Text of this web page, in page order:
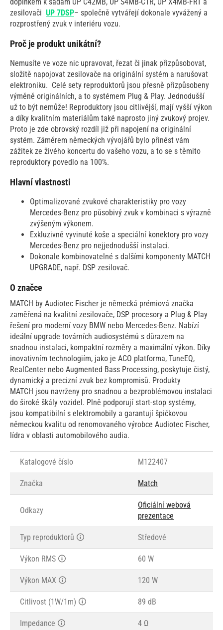
zesilovači UP 7DSP– společně vytvářejí dokonale vyvážený a
rozprostřený zvuk v interiéru vozu.
Proč je produkt unikátní?
Nemusíte ve voze nic upravovat, řezat či jinak přizpůsobovat,
složitě napojovat zesilovače na originální systém a narušovat
elektroniku. Celé sety reproduktorů jsou přesně přizpůsobeny
výměně originálních, a to systémem Plug & Play. Jednodušší
už to být nemůže! Reproduktory jsou citlivější, mají vyšší výkon
a díky kvalitním materiálům také naprosto jiný zvukový projev.
Proto je zde obrovský rozdíl již při napojení na originální
systém. Záměrem německých vývojářů bylo přinést vám
zážitek ze živého koncertu do vašeho vozu, a to se s těmito
reproduktory povedlo na 100%.
Hlavní vlastnosti
Optimalizované zvukové charakteristiky pro vozy
Mercedes-Benz pro působivý zvuk v kombinaci s výrazně
zvýšeným výkonem.
Exkluzivně vyvinuté koše a speciální konektory pro vozy
Mercedes-Benz pro nejjednodušší instalaci.
Dokonale kombinovatelné s dalšími komponenty MATCH
UPGRADE, např. DSP zesilovač.
O značce
MATCH by Audiotec Fischer je německá prémiová značka
zaměřená na kvalitní zesilovače, DSP procesory a Plug & Play
řešení pro moderní vozy BMW nebo Mercedes-Benz. Nabízí
ideální upgrade továrních audiosystémů s důrazem na
snadnou instalaci, kompaktní rozměry a maximální výkon. Díky
inovativním technologiím, jako je ACO platforma, TuneEQ,
RealCenter nebo Augmented Bass Processing, poskytuje čistý,
dynamický a precizní zvuk bez kompromisů. Produkty
MATCH jsou navrženy pro snadnou a bezproblémovou instalaci
do široké škály vozidel. Plně podporují start-stop systémy,
jsou kompatibilní s elektromobily a garantují špičkovou
německou kvalitu od renomovaného výrobce Audiotec Fischer,
lídra v oblasti automobilového audia.
Katalogové číslo M122407
Značka Match
Odkazy
Oficiální webová
prezentace
Typ reproduktorů Středové
Výkon RMS 60 W
Výkon MAX 120 W
Citlivost (1W/1m) 89 dB
Impedance 4 Ω